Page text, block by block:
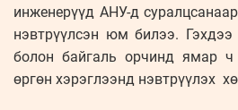
инженерүүд АНУ-д
нэвтрүүлсэн юм билээ.
болон байгаль орчинд ямар ч
өргөн хэрэглээнд нэвтрүүлэх